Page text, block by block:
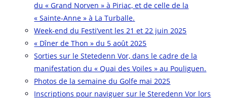
du « Grand Norven » à Piriac, et de celle de la
« Sainte-Anne » à La Turballe.
Week-end du Festi’vent les 21 et 22 juin 2025
« Dîner de Thon » du 5 août 2025
Sorties sur le Stetedenn Vor, dans le cadre de la
manifestation du « Quai des Voiles » au Pouliguen.
Photos de la semaine du Golfe mai 2025
Inscriptions pour naviguer sur le Steredenn Vor lors